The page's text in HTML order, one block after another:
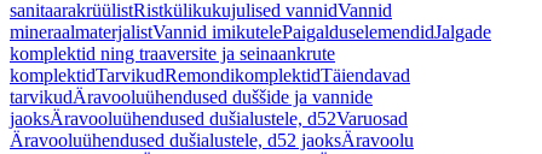
sanitaarakrüülistRistkülikukujulised vannidVannid
mineraalmaterjalistVannid imikutelePaigalduselemendidJalgade
komplektid ning traaversite ja seinaankrute
komplektidTarvikudRemondikomplektidTäiendavad
tarvikudÄravooluühendused duššide ja vannide
jaoksÄravooluühendused dušialustele, d52Varuosad
Äravooluühendused dušialustele, d52 jaoksÄravoolu